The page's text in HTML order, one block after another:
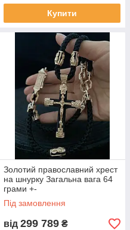
Купити
Золотий православний хрест
на шнурку Загальна вага 64
грами +-
Під замовлення
від 299 789 ₴